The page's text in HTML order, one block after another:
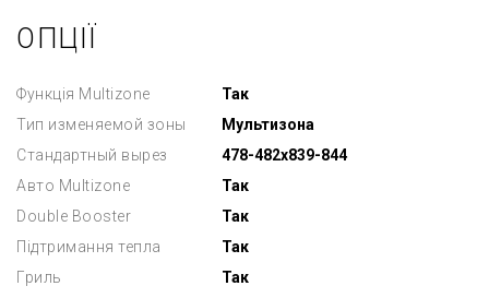
ОПЦІЇ
Функція Multizone
Так
Тип изменяемой зоны
Мультизона
Стандартный вырез
478-482x839-844
Авто Multizone
Так
Double Booster
Так
Підтримання тепла
Так
Гриль
Так